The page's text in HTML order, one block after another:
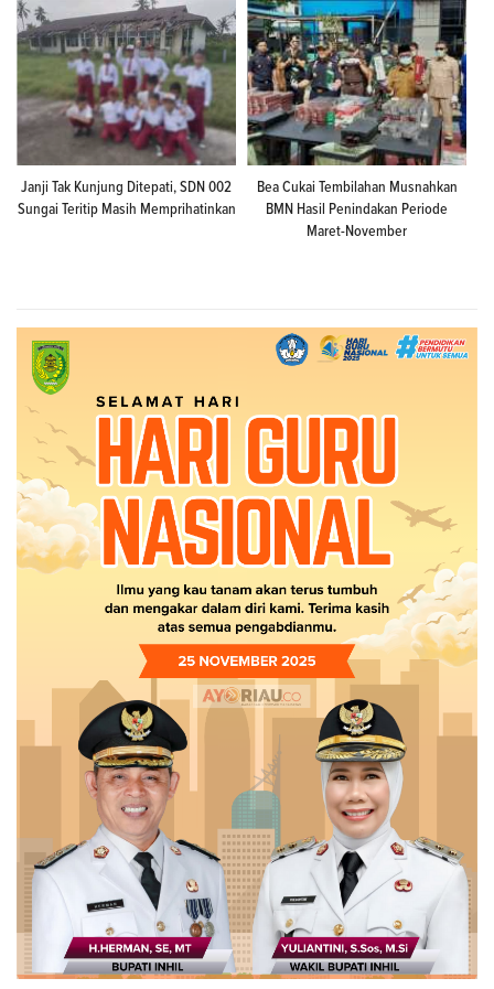
Janji Tak Kunjung Ditepati, SDN 002
Sungai Teritip Masih Memprihatinkan
Bea Cukai Tembilahan Musnahkan
BMN Hasil Penindakan Periode
Maret-November